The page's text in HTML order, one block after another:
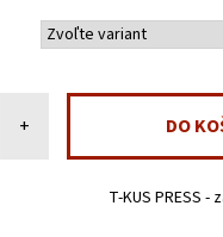
+
T-KUS PRESS